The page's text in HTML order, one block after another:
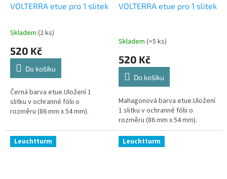
VOLTERRA etue pro 1 slitek
Průměrné
produktu
5,0
5
hvězdiček.
Skladem (2 ks)
520 Kč
Do košíku
Černá barva etue.Uložení 1
slitku v ochranné fólii o
rozměru (86 mm x 54 mm).
VOLTERRA etue pro 1 slitek
Skladem (>5 ks)
520 Kč
Do košíku
Mahagonová barva etue.Uložení
1 slitku v ochranné fólii o
rozměru (86 mm x 54 mm).
Leuchtturm Leuchtturm